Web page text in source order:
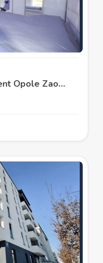
Nowoczesny Apartament Opole Zaodrze